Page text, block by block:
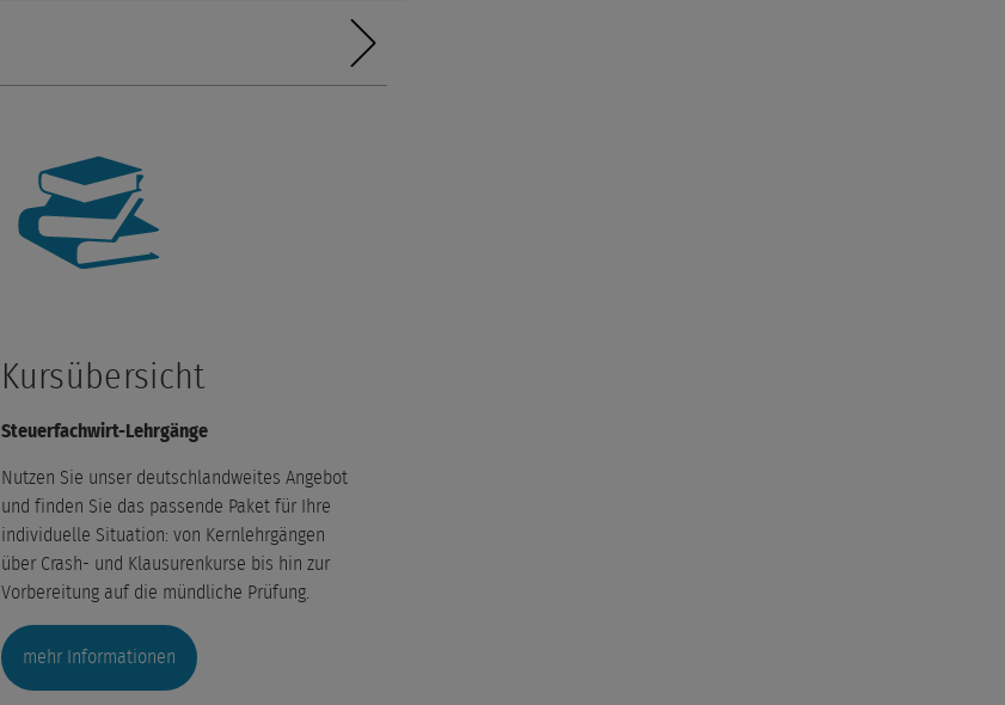
Kursübersicht
Steuerfachwirt-Lehrgänge
Nutzen Sie unser deutschlandweites Angebot
und finden Sie das passende Paket für Ihre
individuelle Situation: von Kernlehrgängen
über Crash- und Klausurenkurse bis hin zur
Vorbereitung auf die mündliche Prüfung.
mehr Informationen